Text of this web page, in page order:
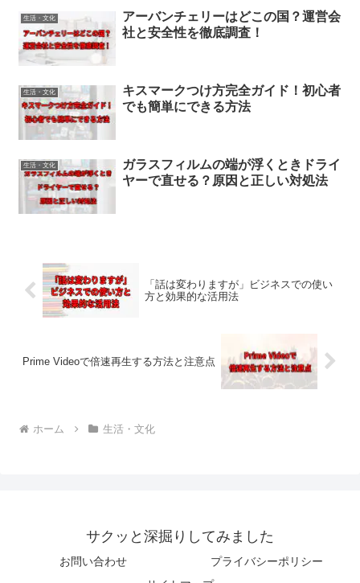
生活・文化
アーバンチェリーはどこの国？運営会
社と安全性を徹底調査！
生活・文化
キスマークつけ方完全ガイド！初心者
でも簡単にできる方法
生活・文化
ガラスフィルムの端が浮くときドライ
ヤーで直せる？原因と正しい対処法
「話は変わりますが」ビジネスでの使い
方と効果的な活用法
Prime Videoで倍速再生する方法と注意点
ホーム 生活・文化
サクッと深掘りしてみました
お問い合わせ
プライバシーポリシー